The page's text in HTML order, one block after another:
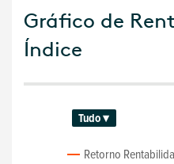
Gráfico de
Índice
Tudo ▾
Retorno